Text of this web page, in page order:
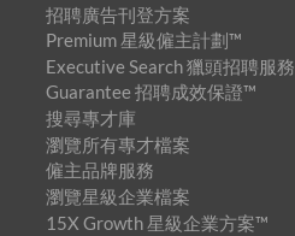
招聘廣告刊登方案
Premium 星級僱主計劃™
Executive Search 獵頭招聘服務
Guarantee 招聘成效保證™
搜尋專才庫
瀏覽所有專才檔案
僱主品牌服務
瀏覽星級企業檔案
15X Growth 星級企業方案™